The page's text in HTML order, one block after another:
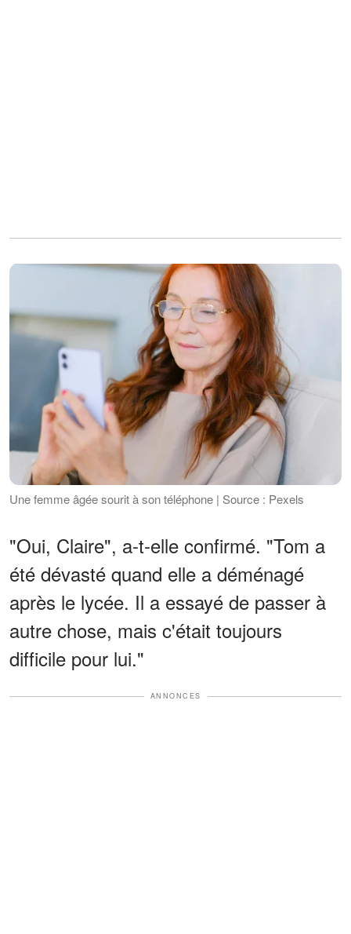
Une femme âgée sourit à son téléphone | Source : Pexels
"Oui, Claire", a-t-elle confirmé. "Tom a
été dévasté quand elle a déménagé
après le lycée. Il a essayé de passer à
autre chose, mais c'était toujours
difficile pour lui."
ANNONCES